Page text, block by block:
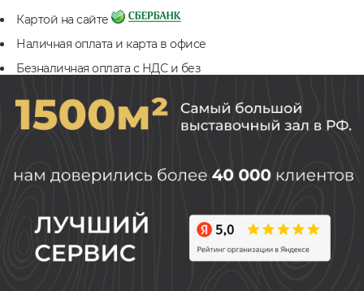
Картой на сайте
Наличная оплата и карта в офисе
Безналичная оплата с НДС и без